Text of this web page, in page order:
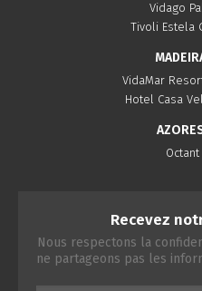
Vidago
Tivoli Estela
VidaMar
Hotel Casa
Recevez
Nous respectons la
ne partageons pas les